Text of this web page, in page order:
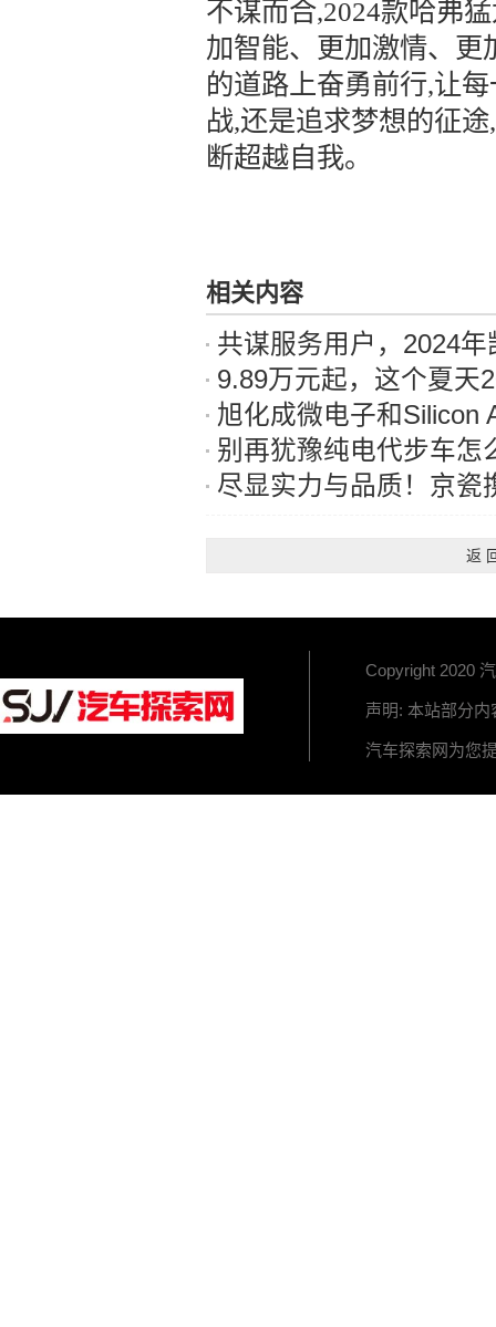
不谋而合,2024款哈弗
加智能、更加激情、更
的道路上奋勇前行,让
战,还是追求梦想的征
断超越自我。
相关内容
共谋服务用户，2024年
9.89万元起，这个夏天
旭化成微电子和Silicon Austria Labs
别再犹豫纯电代步车怎
尽显实力与品质！京瓷携
返
Copyright 2020
声明: 本站部分
汽车探索网为您